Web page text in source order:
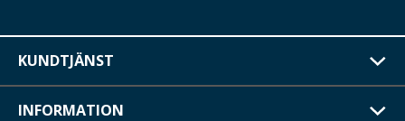
KUNDTJÄNST
INFORMATION